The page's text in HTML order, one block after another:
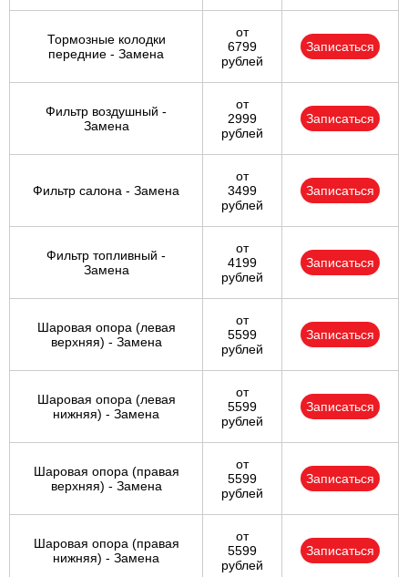
Тормозные колодки
передние - Замена
от
6799
рублей
Записаться
Фильтр воздушный -
Замена
от
2999
рублей
Записаться
Фильтр салона - Замена
от
3499
рублей
Записаться
Фильтр топливный -
Замена
от
4199
рублей
Записаться
Шаровая опора (левая
верхняя) - Замена
от
5599
рублей
Записаться
Шаровая опора (левая
нижняя) - Замена
от
5599
рублей
Записаться
Шаровая опора (правая
верхняя) - Замена
от
5599
рублей
Записаться
Шаровая опора (правая
нижняя) - Замена
от
5599
рублей
Записаться